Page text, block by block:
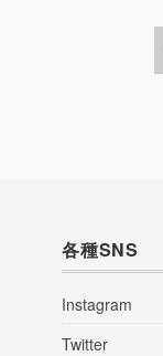
各種SNS
Instagram
Twitter